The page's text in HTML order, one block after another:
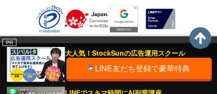
PR
大人気！StockSunの広告運用スクール
LINE友だち登録で豪華特典
© 2021 Union, Inc. All rights reserved.